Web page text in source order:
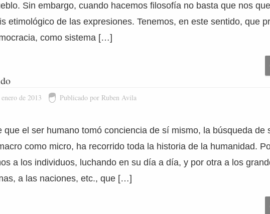
Sin embargo, cuando hacemos filosofía no basta que nos
etimológico de las expresiones. Tenemos, en este sentido, que
como sistema […]
de 2013 Publicado por Ruben Avila
que el ser humano tomó conciencia de sí mismo, la búsqueda de
como micro, ha recorrido toda la historia de la humanidad.
a los individuos, luchando en su día a día, y por otra a los
a las naciones, etc., que […]